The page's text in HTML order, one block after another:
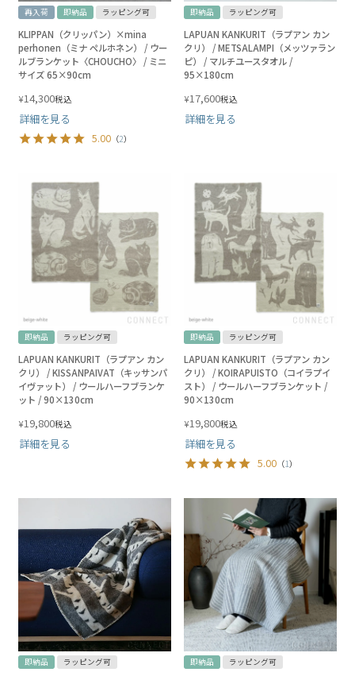
再入荷 即納品 ラッピング可
KLIPPAN（クリッパン）×mina
perhonen（ミナ ペルホネン） / ウー
ルブランケット〈CHOUCHO〉 / ミニ
サイズ 65×90cm
¥14,300税込
詳細を見る
5.00 （2）
即納品 ラッピング可
LAPUAN KANKURIT（ラプアン カン
クリ） / METSALAMPI（メッツァラン
ピ） / マルチユースタオル /
95×180cm
¥17,600税込
詳細を見る
即納品 ラッピング可
LAPUAN KANKURIT（ラプアン カン
クリ） / KISSANPAIVAT（キッサンパ
イヴァット） / ウールハーフブランケ
ット / 90×130cm
¥19,800税込
詳細を見る
即納品 ラッピング可
LAPUAN KANKURIT（ラプアン カン
クリ） / KOIRAPUISTO（コイラプイ
スト） / ウールハーフブランケット /
90×130cm
¥19,800税込
詳細を見る
5.00 （1）
即納品 ラッピング可 即納品 ラッピング可